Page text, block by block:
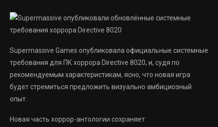
Supermassive Games опубликовала официальные системные
требования для ПК хоррора Directive 8020, и, судя по
рекомендуемым характеристикам, ясно, что новая игра
будет стремиться предложить визуально амбициозный
опыт.
Новая часть хоррор-антологии сохраняет